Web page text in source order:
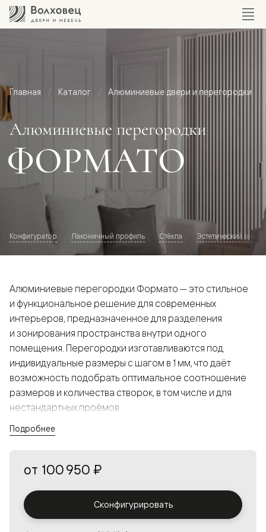
Главная Каталог Алюминиевые двери и перегородки
Алюминиевые перегородки
ФОРМАТО
Конфигуратор Лаконичный профиль Стёкла Эстетический
Алюминиевые перегородки Формато — это стильное
и функциональное решение для современных
интерьеров, предназначенное для разделения
и зонирования пространства внутри одного
помещения. Перегородки изготавливаются под
индивидуальные размеры с шагом в 1 мм, что даёт
возможность подобрать оптимальное соотношение
размеров и количества створок, в том числе и для
нестандартных проёмов.
а большой выбор вставок из стекла с различными
решения в интерьере и варьировать освещённость.
Подробнее
от 100 950 ₽
Сконфигурировать